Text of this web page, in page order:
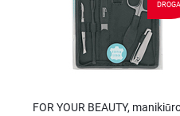
FOR YOUR BEAUTY,